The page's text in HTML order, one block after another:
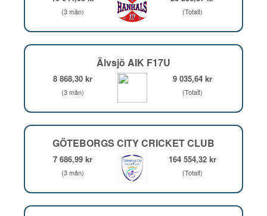
(3 mån) (Totalt)
Älvsjö AIK F17U
8 868,30 kr
(3 mån)
9 035,64 kr
(Totalt)
GÖTEBORGS CITY CRICKET CLUB
7 686,99 kr
(3 mån)
164 554,32 kr
(Totalt)